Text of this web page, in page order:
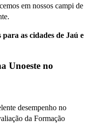
em nossos campi de
as cidades de Jaú e
Unoeste no
desempenho no
da Formação